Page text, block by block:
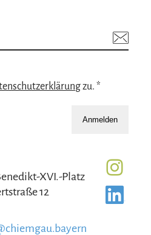
zu. *
Anmelden
XVI.-Platz
12